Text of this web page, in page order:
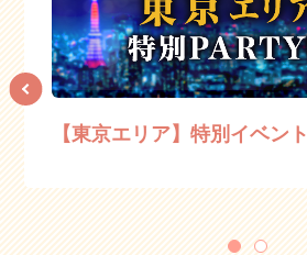
【東京エリア】特別イベント
1 2